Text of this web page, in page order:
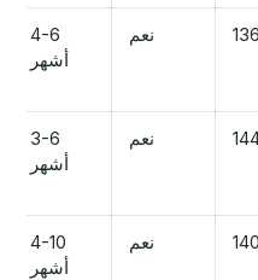
نعم
4-6
أشهر
نعم
3-6
أشهر
نعم
4-10
أشهر